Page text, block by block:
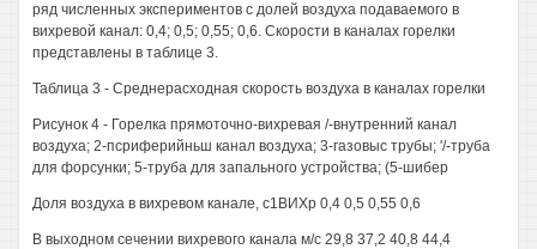
ряд численных экспериментов с долей воздуха подаваемого в
вихревой канал: 0,4; 0,5; 0,55; 0,6. Скорости в каналах горелки
представлены в таблице 3.
Таблица 3 - Среднерасходная скорость воздуха в каналах горелки
Рисунок 4 - Горелка прямоточно-вихревая /-внутренний канал
воздуха; 2-псриферийньш канал воздуха; 3-газовыс трубы; '/-труба
для форсунки; 5-труба для запального устройства; (5-шибер
Доля воздуха в вихревом канале, с1ВИХр 0,4 0,5 0,55 0,6
В выходном сечении вихревого канала м/с 29,8 37,2 40,8 44,4